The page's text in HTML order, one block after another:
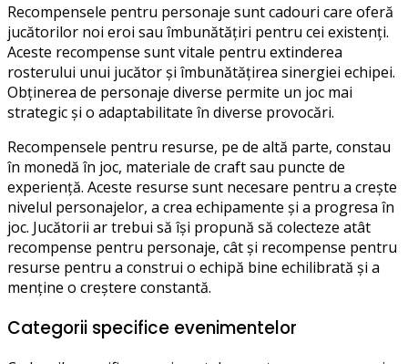
Recompensele pentru personaje sunt cadouri care oferă
jucătorilor noi eroi sau îmbunătățiri pentru cei existenți.
Aceste recompense sunt vitale pentru extinderea
rosterului unui jucător și îmbunătățirea sinergiei echipei.
Obținerea de personaje diverse permite un joc mai
strategic și o adaptabilitate în diverse provocări.
Recompensele pentru resurse, pe de altă parte, constau
în monedă în joc, materiale de craft sau puncte de
experiență. Aceste resurse sunt necesare pentru a crește
nivelul personajelor, a crea echipamente și a progresa în
joc. Jucătorii ar trebui să își propună să colecteze atât
recompense pentru personaje, cât și recompense pentru
resurse pentru a construi o echipă bine echilibrată și a
menține o creștere constantă.
Categorii specifice evenimentelor